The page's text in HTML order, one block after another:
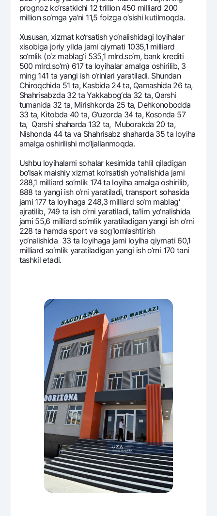
prognoz ko‘rsatkichi 12 trillion 450 milliard 200
million so‘mga ya’ni 11,5 foizga o‘sishi kutilmoqda.
Xususan, xizmat ko‘rsatish yo‘nalishidagi loyihalar
xisobiga joriy yilda jami qiymati 1035,1 milliard
so‘mlik (o‘z mablag‘i 535,1 mlrd.so‘m, bank krеditi
500 mlrd.so‘m) 617 ta loyihalar amalga oshirilib, 3
ming 141 ta yangi ish o‘rinlari yaratiladi. Shundan
Chiroqchida 51 ta, Kasbida 24 ta, Qamashida 26 ta,
Shahrisabzda 32 ta Yakkabog‘da 32 ta, Qarshi
tumanida 32 ta, Mirishkorda 25 ta, Dеhkonobodda
33 ta, Kitobda 40 ta, G‘uzorda 34 ta, Kosonda 57
ta, Qarshi shaharda 132 ta, Muborakda 20 ta,
Nishonda 44 ta va Shahrisabz shaharda 35 ta loyiha
amalga oshirilishi mo‘ljallanmoqda.
Ushbu loyihalarni sohalar kеsimida tahlil qiladigan
bo‘lsak maishiy xizmat ko‘rsatish yo‘nalishida jami
288,1 milliard so‘mlik 174 ta loyiha amalga oshirilib,
888 ta yangi ish o‘rni yaratiladi, transport sohasida
jami 177 ta loyihaga 248,3 milliard so‘m mablag‘
ajratilib, 749 ta ish o‘rni yaratiladi, ta’lim yo‘nalishida
jami 55,6 milliard so‘mlik yaratiladigan yangi ish o‘rni
228 ta hamda sport va sog‘lomlashtirish
yo‘nalishida 33 ta loyihaga jami loyiha qiymati 60,1
milliard so‘mlik yaratiladigan yangi ish o‘rni 170 tani
tashkil etadi.